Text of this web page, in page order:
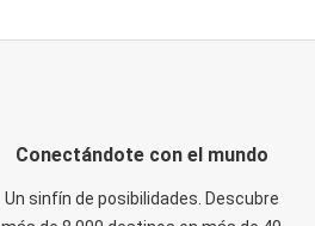
Conectándote con el mundo
Un sinfín de posibilidades. Descubre